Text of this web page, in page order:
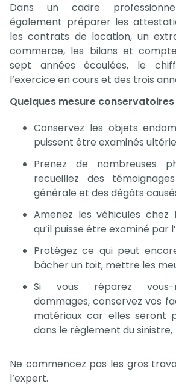
Dans un cadre
également préparer les
les contrats de location, un
commerce, les bilans et
sept années écoulées, le
l’exercice en cours et des trois
Quelques mesure conservatoires
Conservez les objets
puissent être examinés
Prenez de nombreuses
recueillez des
générale et des dégâts
Amenez les véhicules
qu’il puisse être examiné par
Protégez ce qui peut
bâcher un toit, mettre les
Si vous réparez vous-
dommages, conservez vos
matériaux car elles seront
dans le règlement du sinistre,
Ne commencez pas les gros
l’expert.